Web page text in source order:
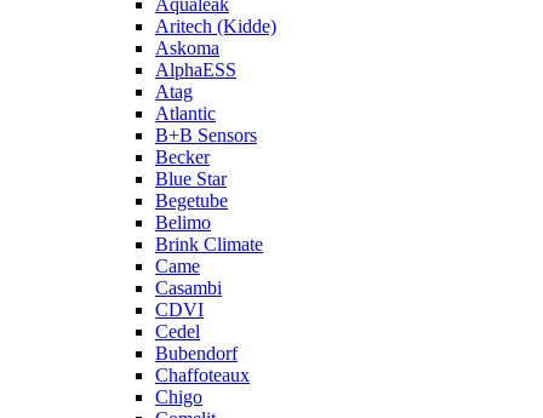
Aqualeak
Aritech (Kidde)
Askoma
AlphaESS
Atag
Atlantic
B+B Sensors
Becker
Blue Star
Begetube
Belimo
Brink Climate
Came
Casambi
CDVI
Cedel
Bubendorf
Chaffoteaux
Chigo